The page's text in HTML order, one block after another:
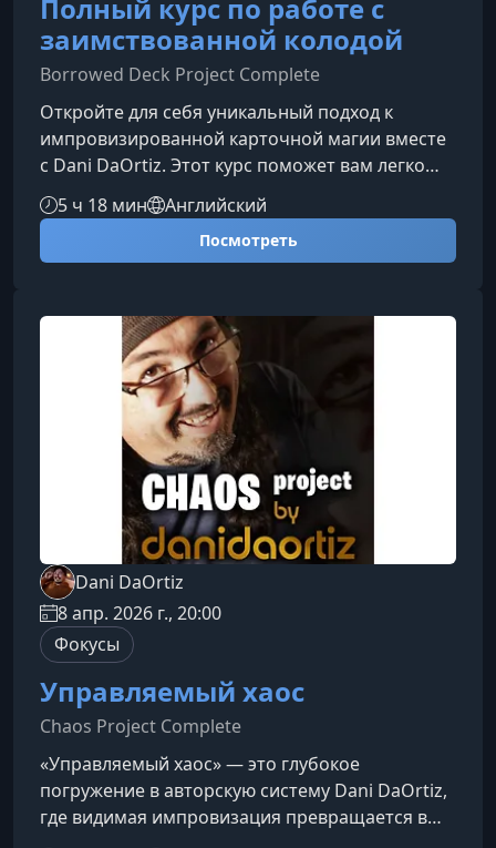
Полный курс по работе с
заимствованной колодой
Borrowed Deck Project Complete
Откройте для себя уникальный подход к
импровизированной карточной магии вместе
с Dani DaOrtiz. Этот курс поможет вам легко
создавать мощные эффекты с любой
заимствованной колодой — даже если вы
впервые взяли её в руки прямо перед
зрителя и мгновенно показать впечатляющие
трюки — это настоящий показатель
5 ч 18 мин Английский
Посмотреть
Dani DaOrtiz
8 апр. 2026 г., 20:00
Фокусы
Управляемый хаос
Chaos Project Complete
«Управляемый хаос» — это глубокое
погружение в авторскую систему Dani DaOrtiz,
где видимая импровизация превращается в
инструмент точного контроля. Курс